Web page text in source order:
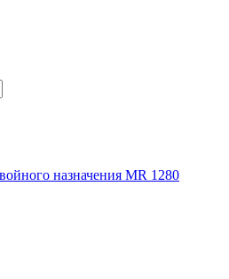
назначения MR 1280